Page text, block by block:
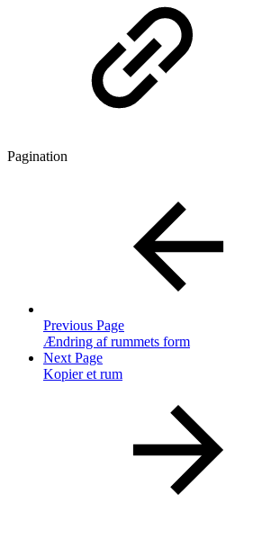
Pagination
Previous Page
Ændring af rummets form
Next Page
Kopier et rum